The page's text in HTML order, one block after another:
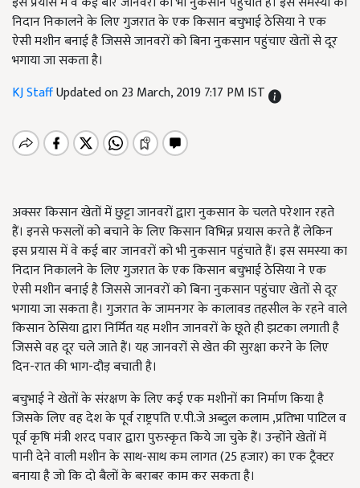
निदान निकालने के लिए गुजरात के एक किसान बचुभाई ठेसिया ने एक
ऐसी मशीन बनाई है जिससे जानवरों को बिना नुकसान पहुंचाए खेतों से दूर
भगाया जा सकता है।
KJ StaffUpdated on 23 March, 2019 7:17 PM IST
अक्सर किसान खेतों में छुट्टा जानवरों द्वारा नुकसान के चलते परेशान रहते
हैं। इनसे फसलों को बचाने के लिए किसान विभिन्न प्रयास करते हैं लेकिन
इस प्रयास में वे कई बार जानवरों को भी नुकसान पहुंचाते हैं। इस समस्या का
निदान निकालने के लिए गुजरात के एक किसान बचुभाई ठेसिया ने एक
ऐसी मशीन बनाई है जिससे जानवरों को बिना नुकसान पहुंचाए खेतों से दूर
भगाया जा सकता है। गुजरात के जामनगर के कालावड तहसील के रहने वाले
किसान ठेसिया द्वारा निर्मित यह मशीन जानवरों के छूते ही झटका लगाती है
जिससे वह दूर चले जाते हैं। यह जानवरों से खेत की सुरक्षा करने के लिए
दिन-रात की भाग-दौड़ बचाती है।
बचुभाई ने खेतों के संरक्षण के लिए कई एक मशीनों का निर्माण किया है
जिसके लिए वह देश के पूर्व राष्ट्रपति ए.पी.जे अब्दुल कलाम ,प्रतिभा पाटिल व
पूर्व कृषि मंत्री शरद पवार द्वारा पुरुस्कृत किये जा चुके हैं। उन्होंने खेतों में
पानी देने वाली मशीन के साथ-साथ कम लागत (25 हजार) का एक ट्रैक्टर
बनाया है जो कि दो बैलों के बराबर काम कर सकता है।